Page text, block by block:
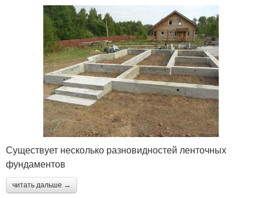
Существует несколько разновидностей ленточных
фундаментов
читать дальше →